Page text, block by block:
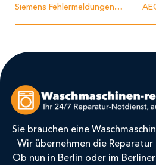
Siemens Fehlermeldungen E11 – Zulaufzeit überschritten
Sie brauchen eine
Wir übernehmen die Reparatur
Ob nun in Berlin oder im